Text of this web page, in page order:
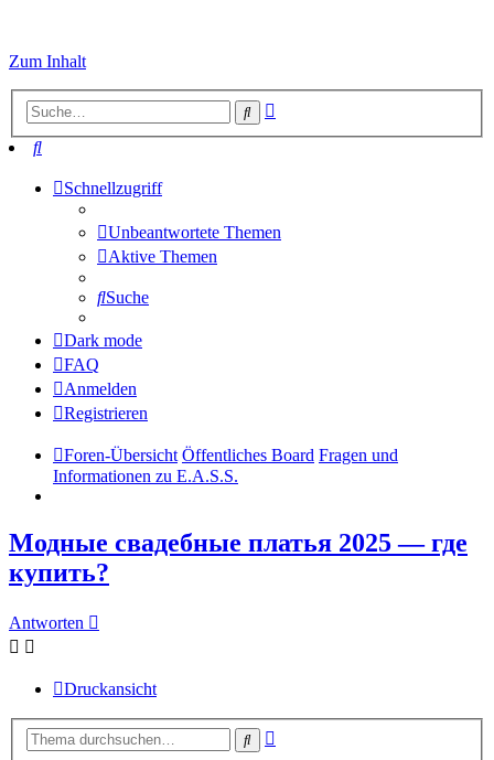
Zum Inhalt
Suche
Suche
Schnellzugriff
Unbeantwortete Themen
Aktive Themen
Suche
Dark mode
FAQ
Anmelden
Registrieren
Foren-Übersicht Öffentliches Board Fragen und
Informationen zu E.A.S.S.
Модные свадебные платья 2025 — где
купить?
Antworten
Druckansicht
Suche